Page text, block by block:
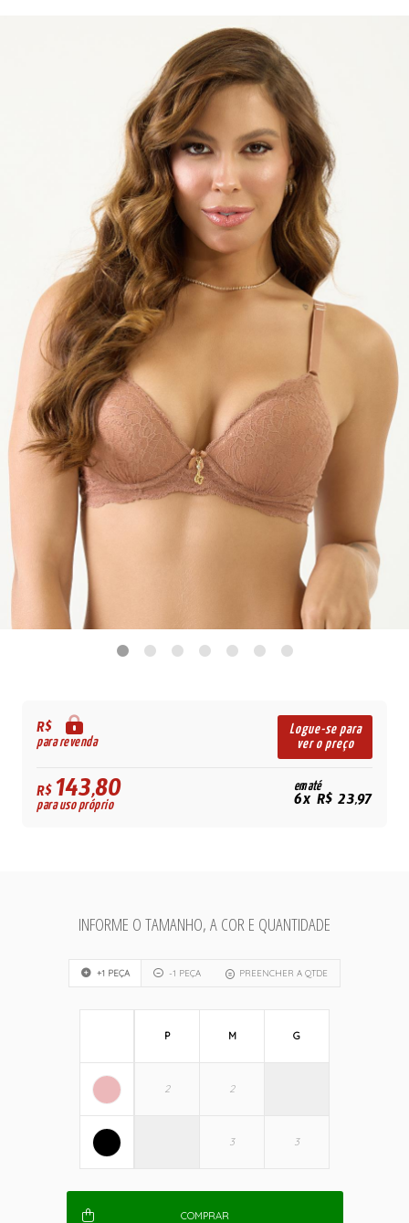
R$
para revenda
Logue-se para
ver o preço
R$143,80
para uso próprio
em até
6x R$ 23,97
INFORME O TAMANHO, A COR E QUANTIDADE
+1 PEÇA -1 PEÇA PREENCHER A QTDE
P M G
COMPRAR